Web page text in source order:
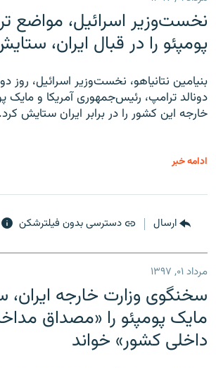
نخست‌وزیر اسرائیل، مواضع
پومپئو را در قبال ایران،
بنیامین نتانیاهو، نخست‌وزیر اسرائیل،
دونالد ترامپ، رئیس‌جمهوری آمریکا و مایک
خارجه این کشور را در برابر ایران ستایش کرد.
ادامه خبر
ارسال دسترسی بدون فیلترشکن
مرداد ۰۱, ۱۳۹۷
سخنگوی وزارت خارجه ایران،
مایک پومپئو را «مصداق
داخلی کشور» خواند